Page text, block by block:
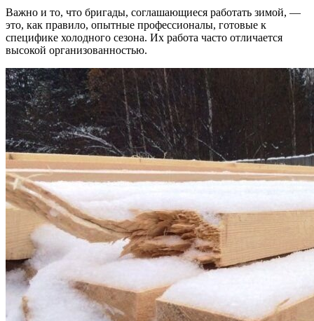
Важно и то, что бригады, соглашающиеся работать зимой, —
это, как правило, опытные профессионалы, готовые к
специфике холодного сезона. Их работа часто отличается
высокой организованностью.